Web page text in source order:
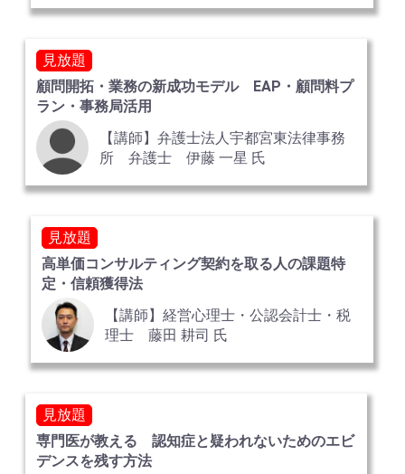
見放題
顧問開拓・業務の新成功モデル EAP・顧問料プ
ラン・事務局活用
【講師】弁護士法人宇都宮東法律事務
所 弁護士 伊藤 一星 氏
見放題
高単価コンサルティング契約を取る人の課題特
定・信頼獲得法
【講師】経営心理士・公認会計士・税
理士 藤田 耕司 氏
見放題
専門医が教える 認知症と疑われないためのエビ
デンスを残す方法